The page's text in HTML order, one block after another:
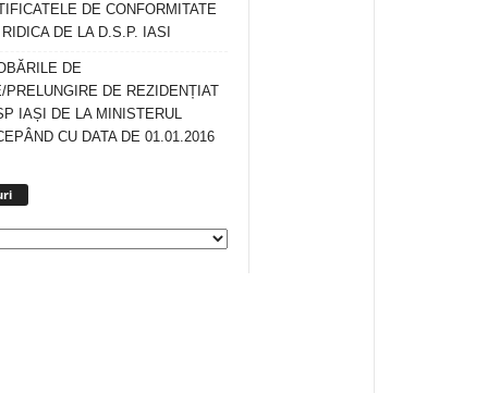
DE CONFORMITATE
DE LA D.S.P. IASI
DE
PRELUNGIRE DE REZIDENȚIAT
IAȘI DE LA MINISTERUL
CU DATA DE 01.01.2016